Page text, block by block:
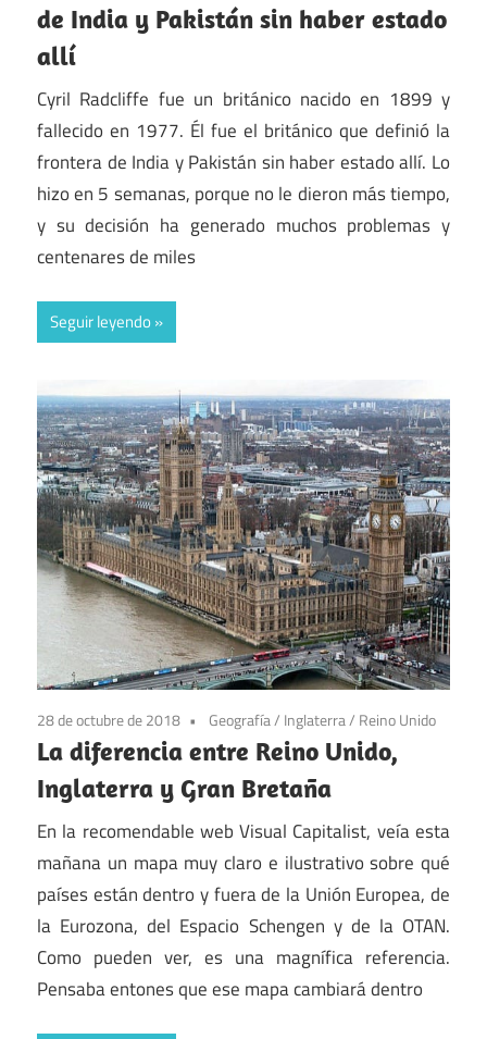
de India y Pakistán sin haber estado
allí
Cyril Radcliffe fue un británico nacido en 1899 y
fallecido en 1977. Él fue el británico que definió la
frontera de India y Pakistán sin haber estado allí. Lo
hizo en 5 semanas, porque no le dieron más tiempo,
y su decisión ha generado muchos problemas y
centenares de miles
Seguir leyendo
28 de octubre de 2018 Geografía/ Inglaterra/ Reino Unido
La diferencia entre Reino Unido,
Inglaterra y Gran Bretaña
En la recomendable web Visual Capitalist, veía esta
mañana un mapa muy claro e ilustrativo sobre qué
países están dentro y fuera de la Unión Europea, de
la Eurozona, del Espacio Schengen y de la OTAN.
Como pueden ver, es una magnífica referencia.
Pensaba entones que ese mapa cambiará dentro